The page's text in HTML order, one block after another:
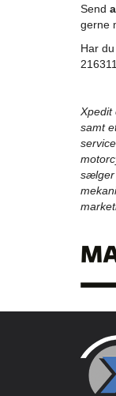
Send
gerne
Har
Xpedit
samt
sælger